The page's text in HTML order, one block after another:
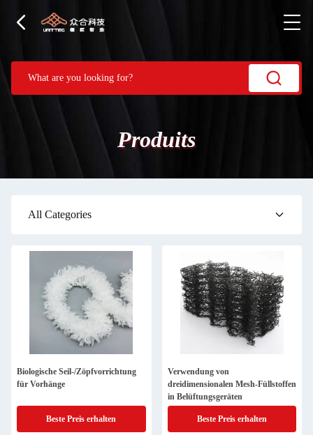
Produits
All Categories
Biologische Seil-/Zöpfvorrichtung
für Vorhänge
Beste Preis erhalten
Verwendung von
dreidimensionalen Mesh-Füllstoffen
in Belüftungsgeräten
Beste Preis erhalten